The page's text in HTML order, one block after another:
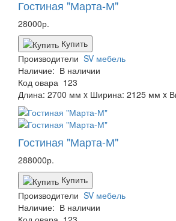
Гостиная "Марта-М"
28000р.
Купить
Производители SV мебель
Наличие: В наличии
Код овара 123
Длина: 2700 мм x Ширина: 2125 мм x
Гостиная "Марта-М"
288000р.
Купить
Производители SV мебель
Наличие: В наличии